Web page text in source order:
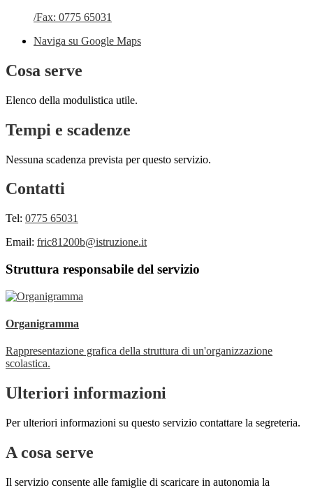
/Fax: 0775 65031
Naviga su Google Maps
Cosa serve
Elenco della modulistica utile.
Tempi e scadenze
Nessuna scadenza prevista per questo servizio.
Contatti
Tel: 0775 65031
Email: fric81200b@istruzione.it
Struttura responsabile del servizio
Organigramma
Rappresentazione grafica della struttura di un'organizzazione
scolastica.
Ulteriori informazioni
Per ulteriori informazioni su questo servizio contattare la segreteria.
A cosa serve
Il servizio consente alle famiglie di scaricare in autonomia la